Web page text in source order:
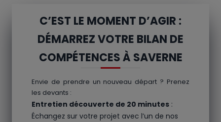
C’EST LE MOMENT D’AGIR :
DÉMARREZ VOTRE BILAN DE
COMPÉTENCES À SAVERNE
Envie de prendre un nouveau départ ? Prenez
les devants :
Entretien découverte de 20 minutes :
Échangez sur votre projet avec l’un de nos